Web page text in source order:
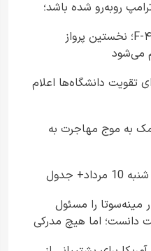
روبه‌رو شده باشد؛
جنگنده نسل ششم آمریکا F-۴۷؛ نخستین پرواز
تقویت دانشگاه‌ها اعلام
به موج مهاجرت به
جدول
مینه‌سوتا را مسئول
دانست؛ اما هیچ مدرکی